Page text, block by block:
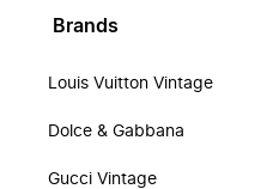
Brands
Louis Vuitton Vintage
Dolce & Gabbana
Gucci Vintage